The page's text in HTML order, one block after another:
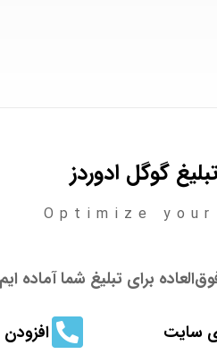
گوگل ادوردز
Optimize your
برای تبلیغ شما آماده ایم
سایت